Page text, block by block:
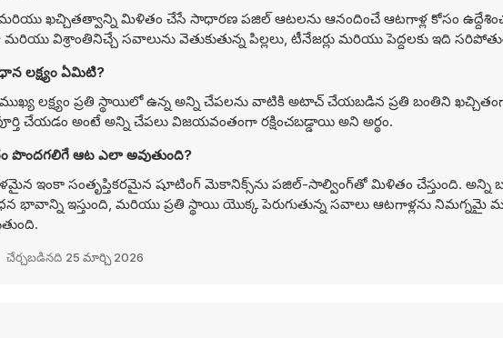
మరియు ఖచ్చితత్వాన్ని మిళితం చేసే సాధారణ పజిల్ ఆటలను ఆనందించే ఆటగాళ్ల కోసం
విశ్రాంతినిచ్చే సవాలును వెతుకుతున్న పిల్లలు, టీనేజర్లు మరియు పెద్దలకు ఇది
లక్ష్యం ఏమిటి?
ముఖ్య లక్ష్యం ప్రతి స్థాయిలో ఉన్న అన్ని చేపలను వాటికి అటాచ్ చేయబడిన ప్రతి బంతిని
చేయడం అంటే అన్ని చేపలు విజయవంతంగా రక్షించబడ్డాయి అని అర్థం.
- Save The Fish వినోదం పొందగలిగే ఆట ఎలా అవుతుంది?
ఇంకా సంతృప్తికరమైన షూటింగ్ మెకానిక్స్‌ను పజిల్-సాల్వింగ్‌తో మిళితం చేస్తుంది. అన్ని
ఇస్తుంది, మరియు ప్రతి స్థాయి యొక్క పెరుగుతున్న సవాలు ఆటగాళ్లను
చేర్చబడినది 25 మార్చి 2026